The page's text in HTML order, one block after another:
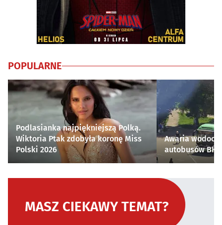
POPULARNE
Podlasianka najpiękniejszą Polką.
Wiktoria Ptak zdobyła koronę Miss
Polski 2026
Awaria
autobusów
MASZ CIEKAWY TEMAT?